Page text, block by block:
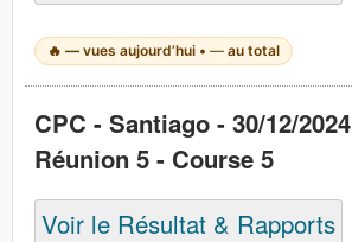
🔥— vues aujourd’hui •— au total
CPC - Santiago - 30/12/
Réunion 5 - Course 5
Voir le Résultat & Rapports